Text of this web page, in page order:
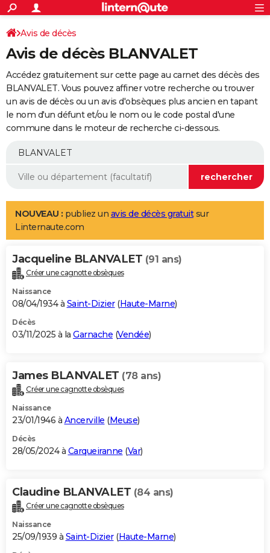
ACTUALITÉS
Politique
Société
Faits Divers
Education
Monde
Villes
+
SPORT
Coupe du monde 2026
Football
Tennis
Cyclisme
Rugby
Forum
Programme TV
TNT
Streaming
Cinéma
Sorties cinéma
Musique
+
FINANCE
Impôts
Immobilier
Risques naturels par ville
Banque
Assurance
Crédit
AUTO
Essais
Réserver un essai
Citadines
Berlines
SUV
Forum auto
+
Mobiles
Meilleur smartphone
Internet
Ordinateurs
Jeux vidéo
Guide high-tech
Aménagement intérieur
LIFESTYLE
Art de vivre
Bien-être
Loisirs
Mode
Modes de vie
Alimentation
Guide de la santé
Maladies
Médicaments
Sommeil
VOYAGE
Destinations
City break
Voyage nature
Voyage de noces
Forum
Climat
+PHOTO
GUIDES D'ACHAT
BONS PLANS
Carte de Noël
Carte Bonne année
Carte Saint-Valentin
Carte Pâques
Carte d'anniversaire
DICTIONNAIRE
Dictionnaire
Biographies
Citations
Expressions
Proverbes
PROGRAMME TV
S'inscrire
Se connecter
Lycées
Collèges
Primaires
Universités
Entreprises
Service militaire
Avis de recherche
AVIS DE DÉCÈS
Bricolage
Lifestyle
Culture
Sport
Auto
Television
Voyage
Cinema
Avis de décès
Avis de décès BLANVALET
Accédez gratuitement sur cette page au carnet des décès des
BLANVALET. Vous pouvez affiner votre recherche ou trouver
un avis de décès ou un avis d'obsèques plus ancien en tapant
le nom d'un défunt et/ou le nom ou le code postal d'une
commune dans le moteur de recherche ci-dessous.
NOUVEAU : publiez un avis de décès gratuitsur
Linternaute.com
Jacqueline BLANVALET (91 ans)
Créer une cagnotte obsèques
Naissance
08/04/1934 à Saint-Dizier(Haute-Marne)
Décès
03/11/2025 à la Garnache (Vendée)
James BLANVALET (78 ans)
Créer une cagnotte obsèques
Naissance
23/01/1946 à Ancerville (Meuse)
Décès
28/05/2024 à Carqueiranne (Var)
Claudine BLANVALET (84 ans)
Créer une cagnotte obsèques
Naissance
25/09/1939 à Saint-Dizier(Haute-Marne)